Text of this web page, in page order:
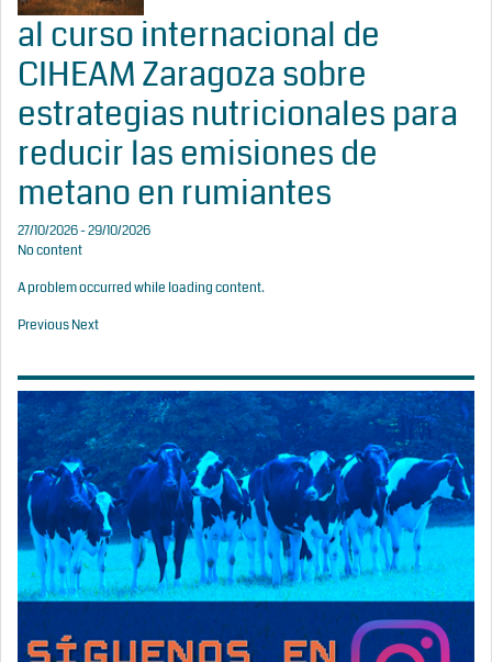
al curso internacional de
CIHEAM Zaragoza sobre
estrategias nutricionales para
reducir las emisiones de
metano en rumiantes
27/10/2026 - 29/10/2026
No content
A problem occurred while loading content.
PreviousNext